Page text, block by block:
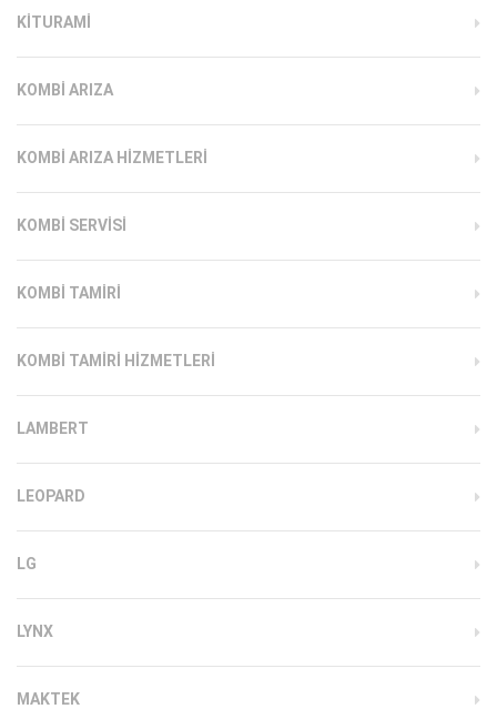
KITURAMI
KOMBI ARIZA
KOMBI ARIZA HIZMETLERI
KOMBI SERVISI
KOMBI TAMIRI
KOMBI TAMIRI HIZMETLERI
LAMBERT
LEOPARD
LG
LYNX
MAKTEK